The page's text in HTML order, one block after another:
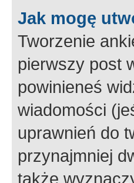
Jak mogę
Tworzenie
pierwszy post
powinieneś
wiadomości
uprawnień do
przynajmniej
także